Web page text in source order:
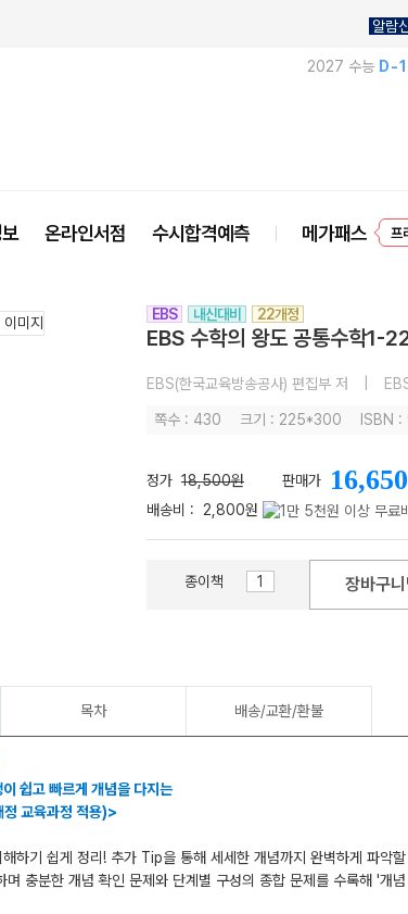
알람
2027 수능 D-
온라인서점 수시합격예측 메가패스
프
EBS 내신대비 22개정
EBS 수학의 왕도 공통수학1-
EBS(한국교육방송공사) 편집부 저
쪽수 : 430 크기 : 225*300 ISBN
정가 18,500원 판매가 16,650
배송비 : 2,800원
종이책 장바구니
목차 배송/교환/환불
쉽고 빠르게 개념을 다지는
교육과정 적용)>
하기 쉽게 정리! 추가 Tip을 통해 세세한 개념까지 완벽하게 파악
며 충분한 개념 확인 문제와 단계별 구성의 종합 문제를 수록해 '개